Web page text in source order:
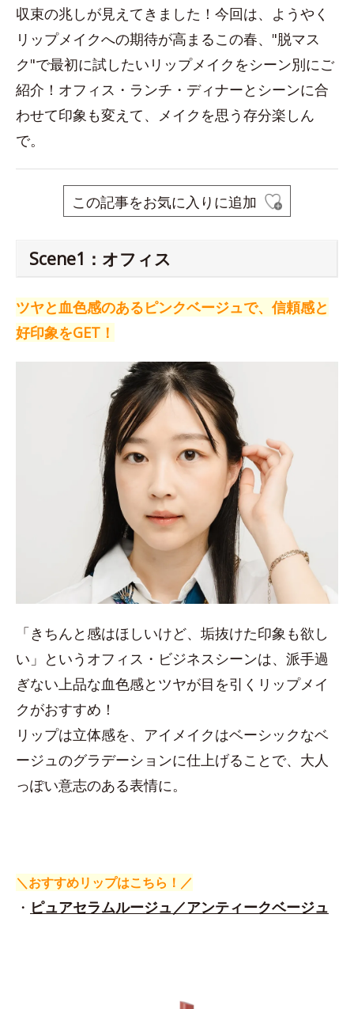
収束の兆しが見えてきました！今回は、ようやく
リップメイクへの期待が高まるこの春、"脱マス
ク"で最初に試したいリップメイクをシーン別にご
紹介！オフィス・ランチ・ディナーとシーンに合
わせて印象も変えて、メイクを思う存分楽しん
で。
この記事をお気に入りに追加
Scene1：オフィス
ツヤと血色感のあるピンクベージュで、信頼感と
好印象をGET！
「きちんと感はほしいけど、垢抜けた印象も欲し
い」というオフィス・ビジネスシーンは、派手過
ぎない上品な血色感とツヤが目を引くリップメイ
クがおすすめ！
リップは立体感を、アイメイクはベーシックなベ
ージュのグラデーションに仕上げることで、大人
っぽい意志のある表情に。
＼おすすめリップはこちら！／
・ ピュアセラムルージュ／アンティークベージュ